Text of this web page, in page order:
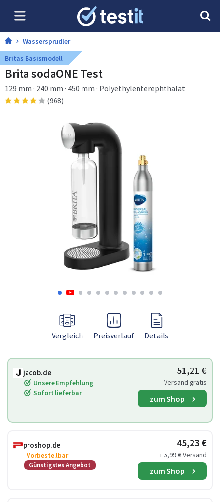
Wassersprudler
Britas Basismodell
Brita sodaONE Test
129 mm · 240 mm · 450 mm · Polyethylenterephthalat
(968)
Vergleich Preisverlauf Details
jacob.de
Unsere Empfehlung
Sofort lieferbar
51,21 €
Versand gratis
zum Shop
proshop.de
Vorbestellbar
Günstigstes Angebot
45,23 €
+ 5,99 € Versand
zum Shop